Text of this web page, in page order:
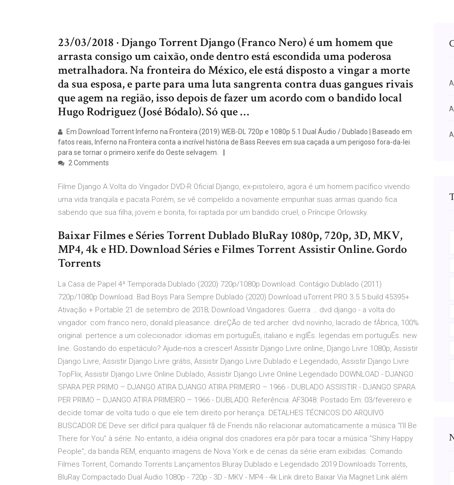
23/03/2018 · Django Torrent Django (Franco Nero) é um homem que
arrasta consigo um caixão, onde dentro está escondida uma poderosa
metralhadora. Na fronteira do México, ele está disposto a vingar a morte
da sua esposa, e parte para uma luta sangrenta contra duas gangues rivais
que agem na região, isso depois de fazer um acordo com o bandido local
Hugo Rodriguez (José Bódalo). Só que …
Em Download Torrent Inferno na Fronteira (2019) WEB-DL 720p e 1080p 5.1 Dual Áudio / Dublado | Baseado em
fatos reais, Inferno na Fronteira conta a incrível história de Bass Reeves em sua caçada a um perigoso fora-da-lei
para se tornar o primeiro xerife do Oeste selvagem.
2 Comments
Filme Django A Volta do Vingador DVD-R Oficial Django, ex-pistoleiro, agora é um homem pacífico vivendo
uma vida tranqüila e pacata Porém, se vê compelido a novamente empunhar suas armas quando fica
sabendo que sua filha, jovem e bonita, foi raptada por um bandido cruel, o Príncipe Orlowsky.
Baixar Filmes e Séries Torrent Dublado BluRay 1080p, 720p, 3D, MKV,
MP4, 4k e HD. Download Séries e Filmes Torrent Assistir Online. Gordo
Torrents
La Casa de Papel 4ª Temporada Dublado (2020) 720p/1080p Download. Contágio Dublado (2011)
720p/1080p Download. Bad Boys Para Sempre Dublado (2020) Download uTorrent PRO 3.5.5 build 45395+
Ativação + Portable 21 de setembro de 2018; Download Vingadores: Guerra … dvd django - a volta do
vingador. com franco nero, donald pleasance. direÇÃo de ted archer. dvd novinho, lacrado de fÁbrica, 100%
original. pertence a um colecionador. idiomas em portuguÊs, italiano e inglÊs. legendas em portuguÊs. new
line. Gostando do espetáculo? Ajude-nos a crescer! Assistir Django Livre online, Django Livre 1080p, Assistir
Django Livre, Assistir Django Livre grátis, Assistir Django Livre Dublado e Legendado, Assistir Django Livre
TopFlix, Assistir Django Livre Online Dublado, Assistir Django Livre Online Legendado DOWNLOAD - DJANGO
SPARA PER PRIMO – DJANGO ATIRA DJANGO ATIRA PRIMEIRO – 1966 - DUBLADO ASSISTIR - DJANGO SPARA
PER PRIMO – DJANGO ATIRA PRIMEIRO – 1966 - DUBLADO. Referência: AF3048. Postado Em: 03/fevereiro e
decide tomar de volta tudo o que ele tem direito por herança. DETALHES TÉCNICOS DO ARQUIVO
BUSCADOR DE Deve ser difícil para qualquer fã de Friends não relacionar automaticamente a música “I’ll Be
There for You” à série. No entanto, a idéia original dos criadores era pôr para tocar a música “Shiny Happy
People”, da banda REM, enquanto imagens de Nova York e de cenas da série eram exibidas. Comando
Filmes Torrent, Comando Torrents Lançamentos Bluray Dublado e Legendado 2019 Downloads Torrents,
BluRay Compactado Dual Áudio 1080p - 720p - 3D - MKV - MP4 - 4k Link direto Baixar Via Magnet Link além